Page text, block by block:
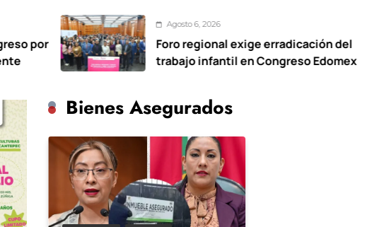
Agosto 6, 2026
Foro regional exige erradicación del
trabajo infantil en Congreso Edomex
Bienes Asegurados